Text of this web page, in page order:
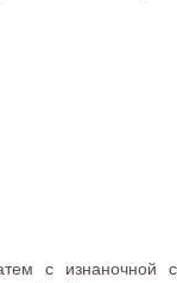
с изнаночной